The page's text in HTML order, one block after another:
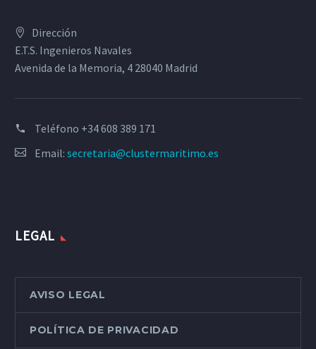
Dirección
E.T.S. Ingenieros Navales
Avenida de la Memoria, 4 28040 Madrid
Teléfono +34 608 389 171
Email: secretaria@clustermaritimo.es
LEGAL
AVISO LEGAL
POLÍTICA DE PRIVACIDAD